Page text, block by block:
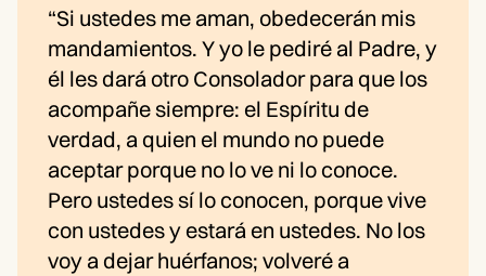
“Si ustedes me aman, obedecerán mis
mandamientos. Y yo le pediré al Padre, y
él les dará otro Consolador para que los
acompañe siempre: el Espíritu de
verdad, a quien el mundo no puede
aceptar porque no lo ve ni lo conoce.
Pero ustedes sí lo conocen, porque vive
con ustedes y estará en ustedes. No los
voy a dejar huérfanos; volveré a